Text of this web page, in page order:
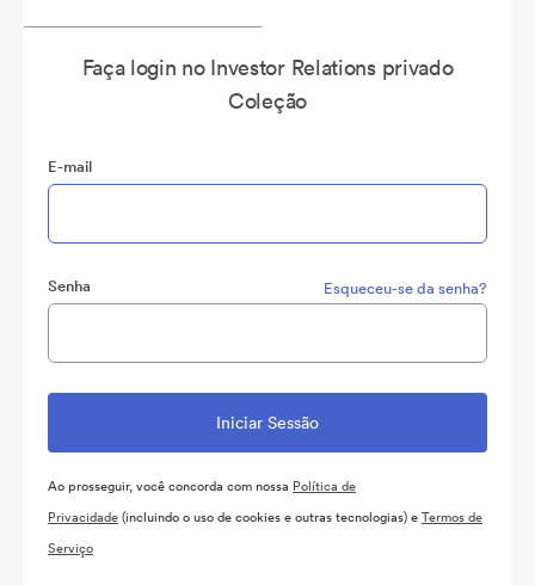
Faça login no Investor Relations privado
Coleção
E-mail
Senha Esqueceu-se da senha?
Ao prosseguir, você concorda com nossa Política de
Privacidade(incluindo o uso de cookies e outras tecnologias) eTermos de
Serviço